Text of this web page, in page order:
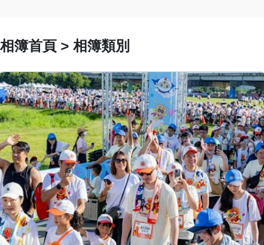
相簿首頁 > 相簿類別